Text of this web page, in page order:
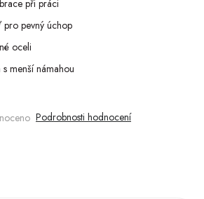
Obchodní podmínky
ochrany osobních údajů
Způsob doručení a platby
při práci
pro pevný úchop
oceli
menší námahou
Podrobnosti hodnocení